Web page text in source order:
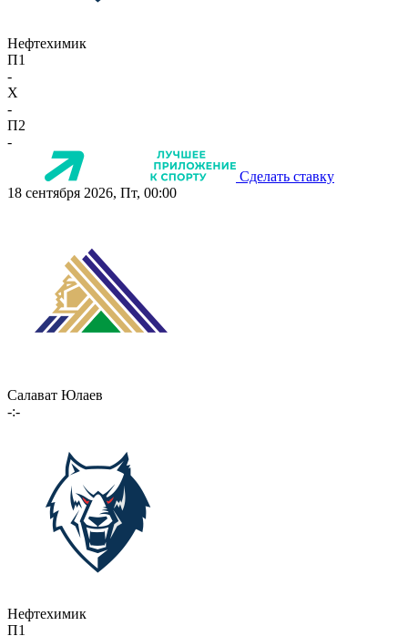
Нефтехимик
П1
-
X
-
П2
-
Сделать ставку
18 сентября 2026, Пт, 00:00
Салават Юлаев
-:-
Нефтехимик
П1